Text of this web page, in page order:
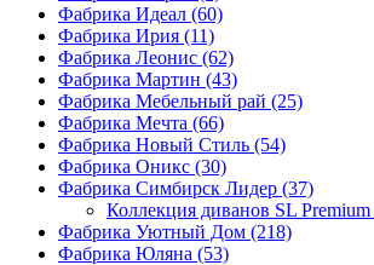
Фабрика Идеал (60)
Фабрика Ирия (11)
Фабрика Леонис (62)
Фабрика Мартин (43)
Фабрика Мебельный рай (25)
Фабрика Мечта (66)
Фабрика Новый Стиль (54)
Фабрика Оникс (30)
Фабрика Симбирск Лидер (37)
Коллекция диванов SL Premium
Фабрика Уютный Дом (218)
Фабрика Юляна (53)